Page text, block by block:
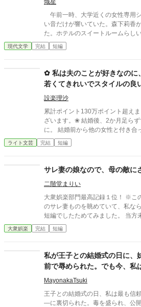
熾星
午前一時、大学近くの女性専用
い音だけが響いていた。森下莉香
た。ホテルのスイートルームらし
肩を露わにし、鎖骨のあたりには
背後の男の顔は写っていなかった
珠を、私は知っていた。 あれは、私が神宮寺怜央に贈ったもの
だった。 東京・港区の旧財閥系一族、神宮寺家の後継者。神宮
寺家は老舗の不動産開発会社を中
の投資も広げていた。怜央はその
あり、大学の有力なスポンサーで
たちの大学に顔を出していた。
現代文学 完結 短編
✿ 私は夫のことが好きなのに
若くてきれいでスタイルの
設楽理沙
累計ポイント130万ポイント超え
ざいます。❀ 結婚後、2か月足らずで夫の心変わりを知ること
に。 結婚前から他の女性と付き合
うと、ちゃんと話してくれていれ
れた私はすぐに家を出て自立の道を探す
夫。 だめだめ、信用できないからね～。 さようなら。 ＊＊＊＊
＊＊*.✿..✿.*＊＊＊＊＊＊ ◇｜日比
才 会社員 ◇ 日比野ひま
滉星の同僚 ◇新堂
ライト文芸 完結 短編
サレ妻の娘なので、母の敵に
二階堂まりい
大衆娯楽部門最高記録１位！ ※こ
のサレ妻ものを眺めていて、私な
短編でしたためてみました。 当方
目線で失礼します。
大衆娯楽 完結 短編
私が王子との結婚式の日に、
前で辱められた。でも今、私
来た。
MayonakaTsuki
王子との結婚式の日、私は最も
―に裏切られた。毒を盛られ、公